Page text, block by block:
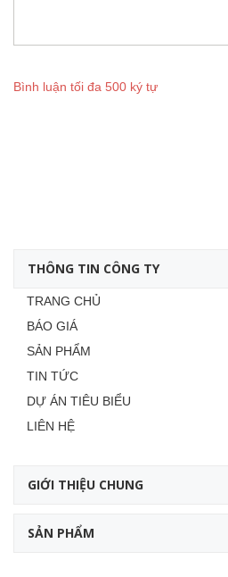
Bình luận tối đa 500 ký tự
THÔNG TIN CÔNG TY
TRANG CHỦ
BÁO GIÁ
SẢN PHẨM
TIN TỨC
DỰ ÁN TIÊU BIỂU
LIÊN HỆ
GIỚI THIỆU CHUNG
SẢN PHẨM